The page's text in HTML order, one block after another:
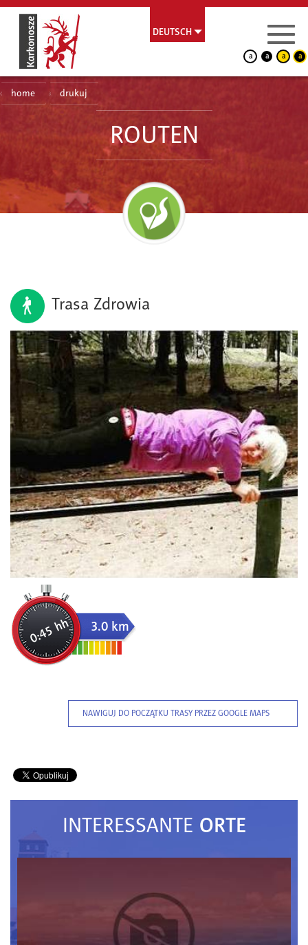
DEUTSCH
a a a a
home drukuj
ROUTEN
Trasa Zdrowia
0:45 hh 3.0 km
NAWIGUJ DO POCZĄTKU TRASY PRZEZ GOOGLE MAPS
INTERESSANTE ORTE